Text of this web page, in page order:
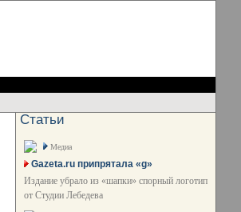
Статьи
Медиа
Gazeta.ru припрятала «g»
Издание убрало из «шапки» спорный логотип
от Студии Лебедева